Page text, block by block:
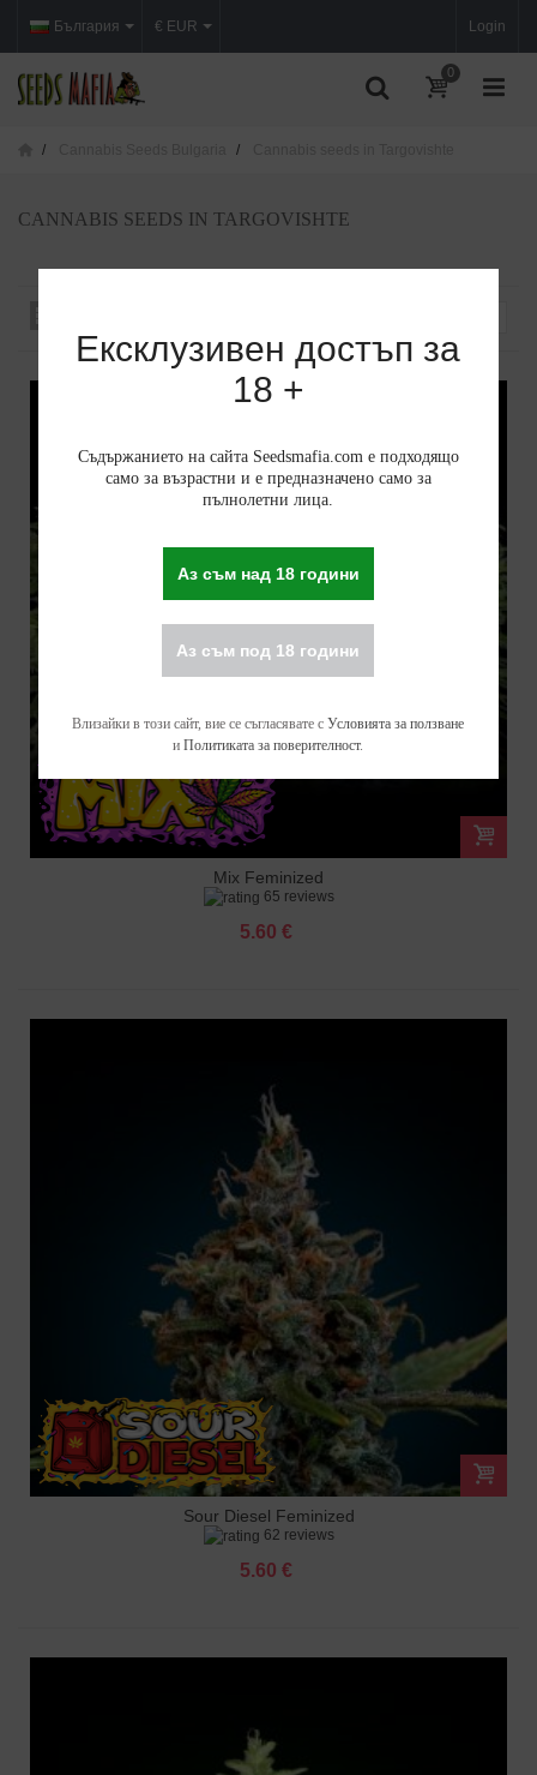
България Login
€ EUR
0
CANNABIS SEEDS IN TARGOVISHTE
Mix Feminized
65 reviews
5.60 €
Sour Diesel Feminized
62 reviews
5.60 €
Ексклузивен достъп за
18 +
Съдържанието на сайта Seedsmafia.com е подходящо
само за възрастни и е предназначено само за
пълнолетни лица.
Аз съм над 18 години
Аз съм под 18 години
Влизайки в този сайт, вие се съгласявате сУсловията за ползване
иПолитиката за поверителност.